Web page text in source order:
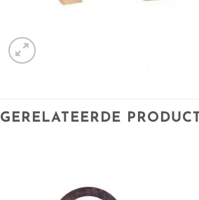
GERELATEERDE